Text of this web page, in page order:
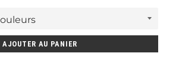
de
AJOUTER AU PANIER